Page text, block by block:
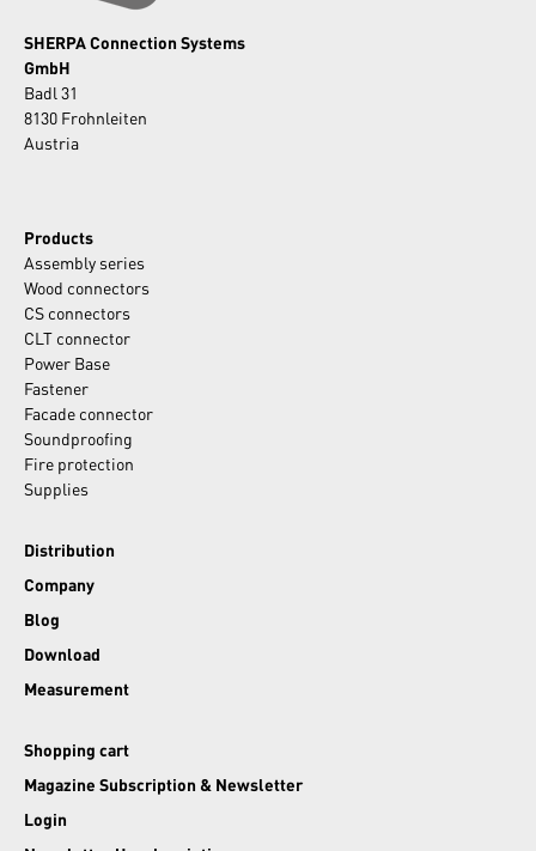
SHERPA Connection Systems
GmbH
Badl 31
8130 Frohnleiten
Austria
Products
Assembly series
Wood connectors
CS connectors
CLT connector
Power Base
Fastener
Facade connector
Soundproofing
Fire protection
Supplies
Distribution
Company
Blog
Download
Measurement
Shopping cart
Magazine Subscription & Newsletter
Login